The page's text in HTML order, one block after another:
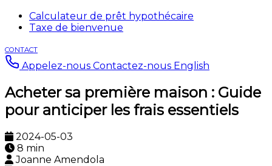
Calculateur de prêt hypothécaire
Taxe de bienvenue
CONTACT
Appelez-nous Contactez-nous English
Acheter sa première maison : Guide
pour anticiper les frais essentiels
2024-05-03
8 min
Joanne Amendola